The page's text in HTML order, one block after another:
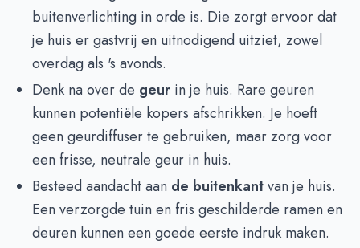
buitenverlichting in orde is. Die zorgt ervoor dat
je huis er gastvrij en uitnodigend uitziet, zowel
overdag als 's avonds.
Denk na over de geur in je huis. Rare geuren
kunnen potentiële kopers afschrikken. Je hoeft
geen geurdiffuser te gebruiken, maar zorg voor
een frisse, neutrale geur in huis.
Besteed aandacht aan de buitenkantvan je huis.
Een verzorgde tuin en fris geschilderde ramen en
deuren kunnen een goede eerste indruk maken.